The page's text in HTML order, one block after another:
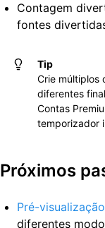
Contagem
fontes
Tip
Crie múltiplos
diferentes
Contas
temporizador
Próximos
Pré-
diferentes